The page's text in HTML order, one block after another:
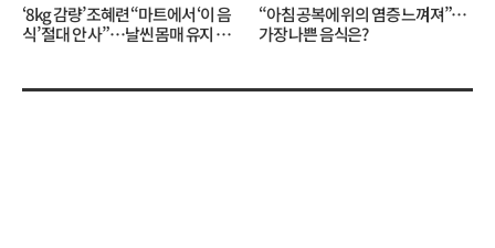
‘8kg 감량’ 조혜련 “마트에서 ‘이 음
식’ 절대 안 사”…날씬 몸매 유지 비
“아침 공복에 위의 염증 느껴져”…
가장 나쁜 음식은?